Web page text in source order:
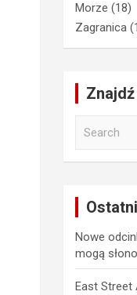
Morze (18)
Zagranica
Nowe
mogą
East Street